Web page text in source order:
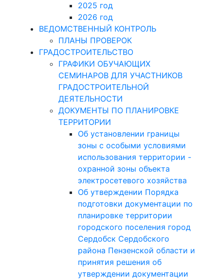
2025 год
2026 год
ВЕДОМСТВЕННЫЙ КОНТРОЛЬ
ПЛАНЫ ПРОВЕРОК
ГРАДОСТРОИТЕЛЬСТВО
ГРАФИКИ ОБУЧАЮЩИХ
СЕМИНАРОВ ДЛЯ УЧАСТНИКОВ
ГРАДОСТРОИТЕЛЬНОЙ
ДЕЯТЕЛЬНОСТИ
ДОКУМЕНТЫ ПО ПЛАНИРОВКЕ
ТЕРРИТОРИИ
Об установлении границы
зоны с особыми условиями
использования территории -
охранной зоны объекта
электросетевого хозяйства
Об утверждении Порядка
подготовки документации по
планировке территории
городского поселения город
Сердобск Сердобского
района Пензенской области и
принятия решения об
утверждении документации